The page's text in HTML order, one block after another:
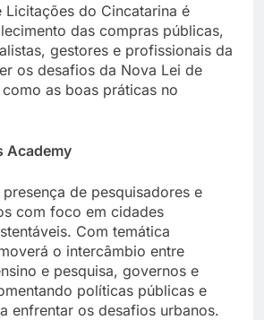
Licitações do Cincatarina é
das compras públicas,
gestores e profissionais da
os desafios da Nova Lei de
as boas práticas no
Academy
de pesquisadores e
com foco em cidades
Com temática
o intercâmbio entre
e pesquisa, governos e
políticas públicas e
enfrentar os desafios urbanos.